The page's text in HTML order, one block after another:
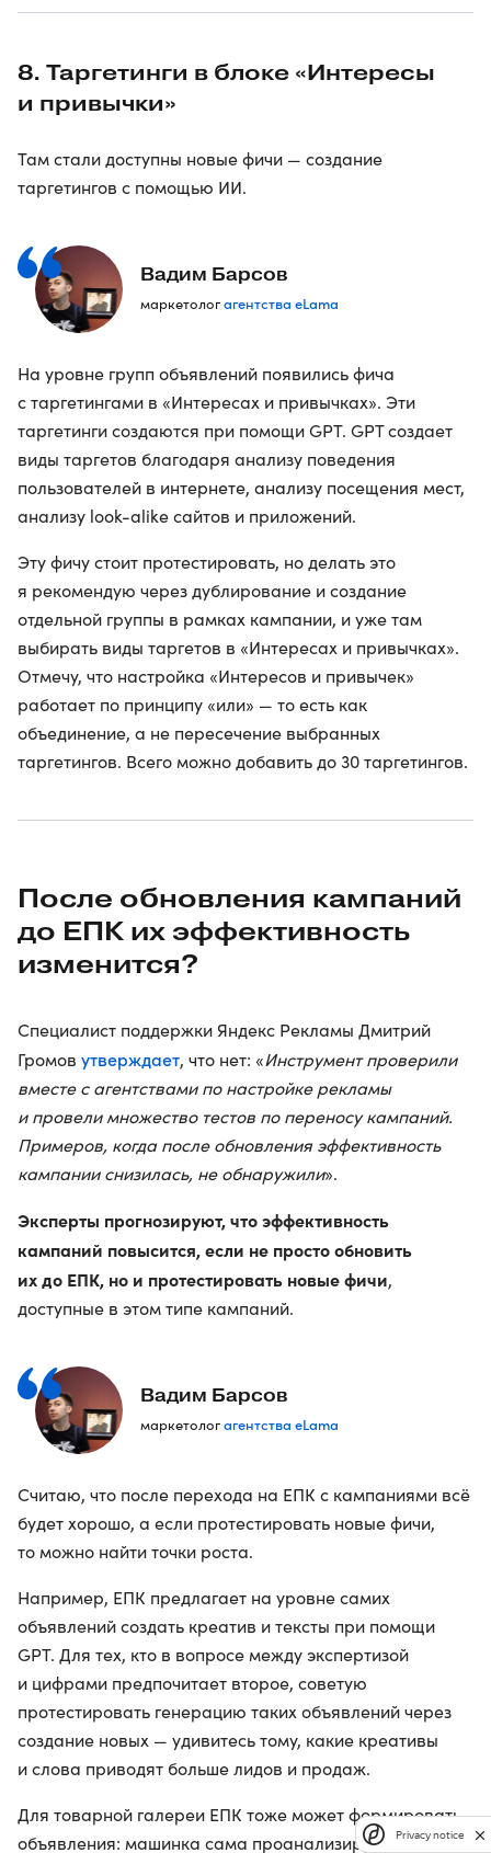
8. Таргетинги в блоке «Интересы
и привычки»
Там стали доступны новые фичи — создание
таргетингов с помощью ИИ.
Вадим Барсов
маркетологагентства eLama
На уровне групп объявлений появились фича
с таргетингами в «Интересах и привычках». Эти
таргетинги создаются при помощи GPT. GPT создает
виды таргетов благодаря анализу поведения
пользователей в интернете, анализу посещения мест,
анализу look-alike сайтов и приложений.
Эту фичу стоит протестировать, но делать это
я рекомендую через дублирование и создание
отдельной группы в рамках кампании, и уже там
выбирать виды таргетов в «Интересах и привычках».
Отмечу, что настройка «Интересов и привычек»
работает по принципу «или» — то есть как
объединение, а не пересечение выбранных
таргетингов. Всего можно добавить до 30 таргетингов.
После обновления кампаний
до ЕПК их эффективность
изменится?
Специалист поддержки Яндекс Рекламы Дмитрий
Громов утверждает, что нет: «Инструмент проверили
вместе с агентствами по настройке рекламы
и провели множество тестов по переносу кампаний.
Примеров, когда после обновления эффективность
кампании снизилась, не обнаружили».
Эксперты прогнозируют, что эффективность
кампаний повысится, если не просто обновить
их до ЕПК, но и протестировать новые фичи,
доступные в этом типе кампаний.
Вадим Барсов
маркетологагентства eLama
Считаю, что после перехода на ЕПК с кампаниями всё
будет хорошо, а если протестировать новые фичи,
то можно найти точки роста.
Например, ЕПК предлагает на уровне самих
объявлений создать креатив и тексты при помощи
GPT. Для тех, кто в вопросе между экспертизой
и цифрами предпочитает второе, советую
протестировать генерацию таких объявлений через
создание новых — удивитесь тому, какие креативы
и слова приводят больше лидов и продаж.
Для товарной галереи ЕПК тоже может формировать
объявления: машинка сама проанализирует вашPrivacy notice